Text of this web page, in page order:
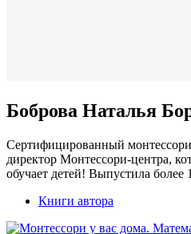
Боброва Наталья
Сертифицированный
директор Монтессори-центра,
обучает детей! Выпустила более
Книги автора